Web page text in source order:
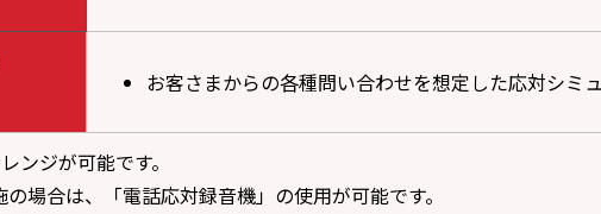
お客さまからの各種問い合わせを想定した応対シミ
ンジが可能です。
場合は、「電話応対録音機」の使用が可能です。